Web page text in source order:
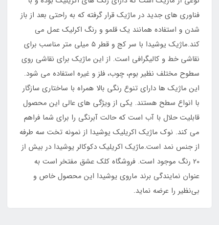
فناوری های جدید در ماژیک قرار گرفته که به راحتی بعد از باز
شدن و استفاده همانند یک قلمو و رنگ اکرلیک عمل می
کند.ماژیک یوشیدا با سر کج و قطر ۵ میلی متر مناسب برای
نقاشی خط و کالیگرافی است. از این ماژیک برای نقاشی روی
سطوح مختلف نظیر بوم، چوب، فلز و غیره استفاده می شود.
این ماژیک ها دارای تنوع رنگی بالا همراه با ساختاری سازگار
با انواع سطح هستند. یکی از ویژگی های عالی این محصول
قابلیت حلال با آب است که حالت آبرنگی را برای شما فراهم
می کند. نوک ماژیک اکریلیک یوشیدا از نمونه تخت سه طرفه
از جنس نمد است.ماژیک اکریلیک دکوکالر یوشیدا در بیش از
20 رنگ موجود است. فروشگاه کلک عشق مفتخر است به
عنوان نمایندگی برند ماروی یوشیدا این محصول خاص و
بی‌نظیر را عرضه نماید.